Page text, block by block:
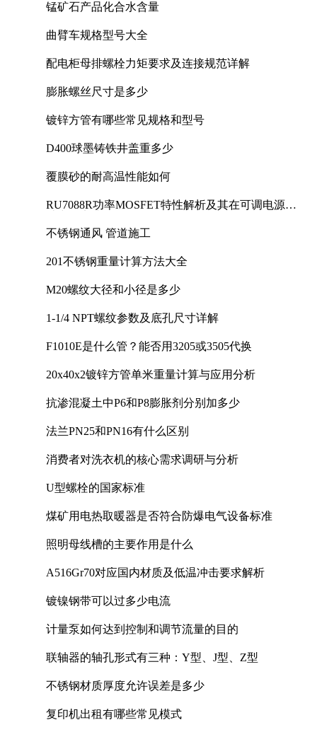
锰矿石产品化合水含量
曲臂车规格型号大全
配电柜母排螺栓力矩要求及连接规范详解
膨胀螺丝尺寸是多少
镀锌方管有哪些常见规格和型号
D400球墨铸铁井盖重多少
覆膜砂的耐高温性能如何
RU7088R功率MOSFET特性解析及其在可调电源设
不锈钢通风 管道施工
201不锈钢重量计算方法大全
M20螺纹大径和小径是多少
1-1/4 NPT螺纹参数及底孔尺寸详解
F1010E是什么管？能否用3205或3505代换
20x40x2镀锌方管单米重量计算与应用分析
抗渗混凝土中P6和P8膨胀剂分别加多少
法兰PN25和PN16有什么区别
消费者对洗衣机的核心需求调研与分析
U型螺栓的国家标准
煤矿用电热取暖器是否符合防爆电气设备标准
照明母线槽的主要作用是什么
A516Gr70对应国内材质及低温冲击要求解析
镀镍钢带可以过多少电流
计量泵如何达到控制和调节流量的目的
联轴器的轴孔形式有三种：Y型、J型、Z型
不锈钢材质厚度允许误差是多少
复印机出租有哪些常见模式